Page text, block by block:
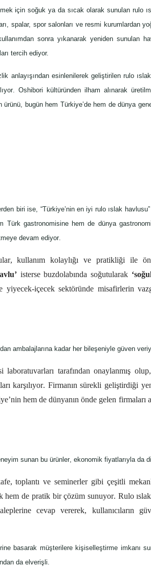
için soğuk ya da sıcak olarak sunulan rulo
spalar, spor salonları veresmi kurumlardan
sonra yıkanarak yeniden sunulan
tercih ediyor.
anlayışından esinlenilerek geliştirilen rulo
Oshibori
kültüründen ilham alınarak
bugün hem Türkiye’de hem de dünya
biri ise, “Türkiye’nin en iyi rulo ıslak
Türk gastronomisine hem de dünya
devam ediyor.
kullanım kolaylığı ve pratikliği ile
isterse buzdolabında soğutularak
içecek sektöründe misafirlerin
ambalajlarına kadar her bileşeniyle güven
laboratuvarları tarafından onaylanmış
karşılıyor. Firmanın sürekli geliştirdiği
hem de dünyanın önde gelen firmaları
sunan bu ürünler, ekonomik fiyatlarıyla da
toplantı ve seminerler gibi çeşitli
de pratik bir çözüm sunuyor. Rulo
cevap vererek, kullanıcıların
basarak müşterilere kişiselleştirme imkanı
da elverişli.